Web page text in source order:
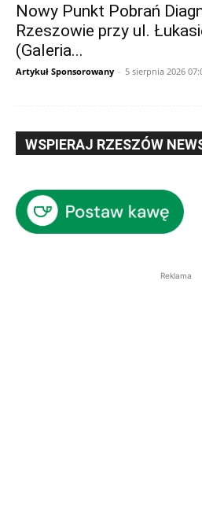
Nowy Punkt Pobrań
Rzeszowie przy ul.
(Galeria...
Artykuł Sponsorowany - 5 sierpnia 2026
WSPIERAJ RZESZÓW
Reklama